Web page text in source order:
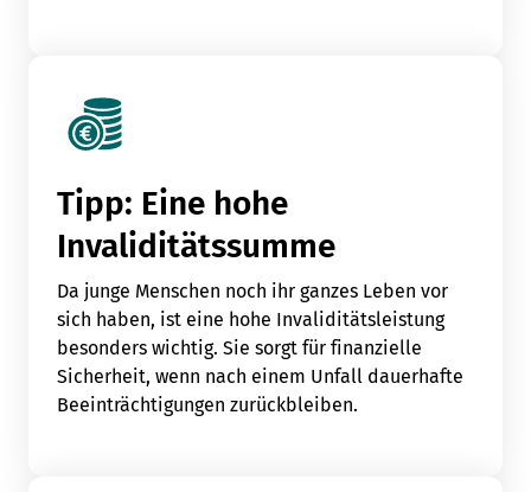
Tipp: Eine hohe
Invaliditätssumme
Da junge Menschen noch ihr ganzes Leben vor
sich haben, ist eine hohe Invaliditätsleistung
besonders wichtig. Sie sorgt für finanzielle
Sicherheit, wenn nach einem Unfall dauerhafte
Beeinträchtigungen zurückbleiben.